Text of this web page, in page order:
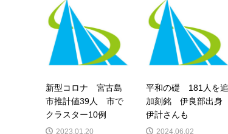
新型コロナ 宮古島
市推計値39人 市で
クラスター10例
2023.01.20
平和の礎 181人を追
加刻銘 伊良部出身
伊計さんも
2024.06.02